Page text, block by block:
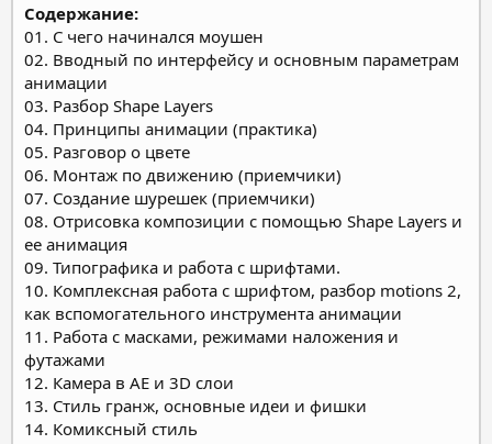
Содержание:
01. С чего начинался моушен
02. Вводный по интерфейсу и основным параметрам
анимации
03. Разбор Shape Layers
04. Принципы анимации (практика)
05. Разговор о цвете
06. Монтаж по движению (приемчики)
07. Создание шурешек (приемчики)
08. Отрисовка композиции с помощью Shape Layers и
ее анимация
09. Типографика и работа с шрифтами.
10. Комплексная работа с шрифтом, разбор motions 2,
как вспомогательного инструмента анимации
11. Работа с масками, режимами наложения и
футажами
12. Камера в АЕ и 3D слои
13. Стиль гранж, основные идеи и фишки
14. Комиксный стиль